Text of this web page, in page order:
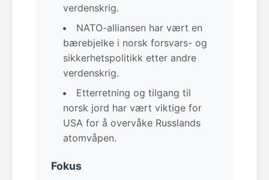
verdenskrig.
NATO-alliansen har vært en
bærebjelke i norsk forsvars- og
sikkerhetspolitikk etter andre
verdenskrig.
Etterretning og tilgang til
norsk jord har vært viktige for
USA for å overvåke Russlands
atomvåpen.
Fokus